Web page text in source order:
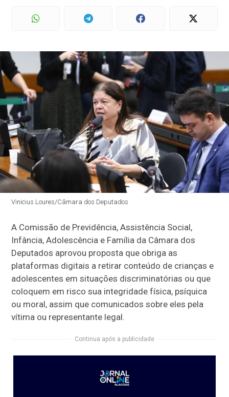
Vinicius Loures/Câmara dos Deputados
A Comissão de Previdência, Assistência Social,
Infância, Adolescência e Família da Câmara dos
Deputados aprovou proposta que obriga as
plataformas digitais a retirar conteúdo de crianças e
adolescentes em situações discriminatórias ou que
coloquem em risco sua integridade física, psíquica
ou moral, assim que comunicados sobre eles pela
vítima ou representante legal.
Continua após a publicidade